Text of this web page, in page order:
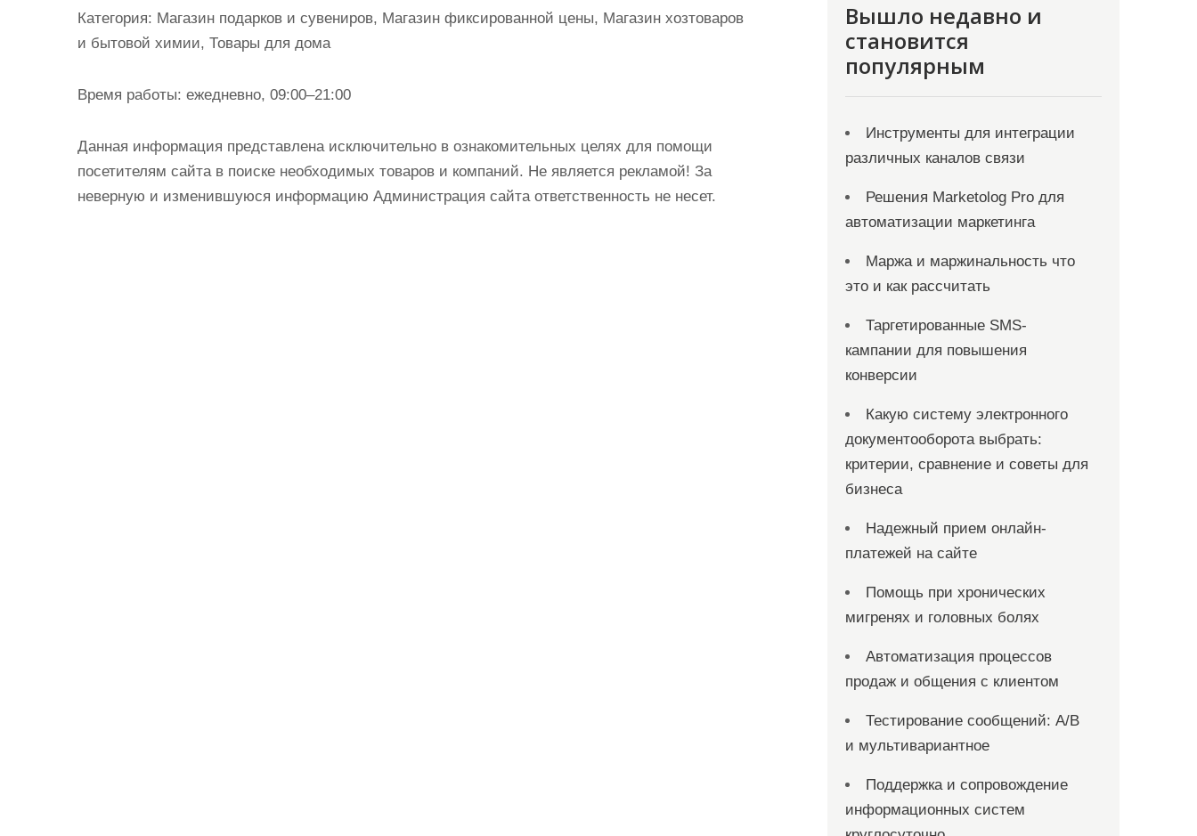
Категория: Магазин подарков и сувениров, Магазин фиксированной цены, Магазин хозтоваров
и бытовой химии, Товары для дома
Время работы: ежедневно, 09:00–21:00
Данная информация представлена исключительно в ознакомительных целях для помощи
посетителям сайта в поиске необходимых товаров и компаний. Не является рекламой! За
неверную и изменившуюся информацию Администрация сайта ответственность не несет.
Вышло недавно и
становится
популярным
Инструменты для интеграции
различных каналов связи
Решения Marketolog Pro для
автоматизации маркетинга
Маржа и маржинальность что
это и как рассчитать
Таргетированные SMS-
кампании для повышения
конверсии
Какую систему электронного
документооборота выбрать:
критерии, сравнение и советы для
бизнеса
Надежный прием онлайн-
платежей на сайте
Помощь при хронических
мигренях и головных болях
Автоматизация процессов
продаж и общения с клиентом
Тестирование сообщений: A/B
и мультивариантное
Поддержка и сопровождение
информационных систем